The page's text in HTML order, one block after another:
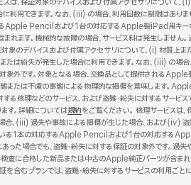
できます。なお、(iii) の場合、利用回数に制限はあり
Apple Pencilおよび1台の対応するApple製iPad用キー
す。機械的な故障の場合、サービス料は発生しません
対象のデバイスおよび付属アクセサリについて、(i) 材質上
紛失が発生した場合に利用できます。なお、(iii) の場
です。対象となる場合、交換品として提供されるApple
または不慮の事態による物理的な損傷を意味します。
理などのサービス、および盗難・紛失に対するサービス
す。詳細については規約（新
規
ウ
イ
ン
ド
をご覧ください。 修理サービスは
(iii) 過失や事故による損傷が生じた場合、および(iv)
る1本の対応するApple Pencilおよび1台の対応する
合でも、盗難・紛失に対する保証の対象外です。過失
に合格した新品または中古のApple純正パーツが含まれ
含むプランでは、盗難・紛失に対するサービスの利用ご